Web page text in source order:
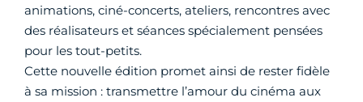
animations, ciné-concerts, ateliers, rencontres avec
des réalisateurs et séances spécialement pensées
pour les tout-petits.
Cette nouvelle édition promet ainsi de rester fidèle
à sa mission : transmettre l’amour du cinéma aux